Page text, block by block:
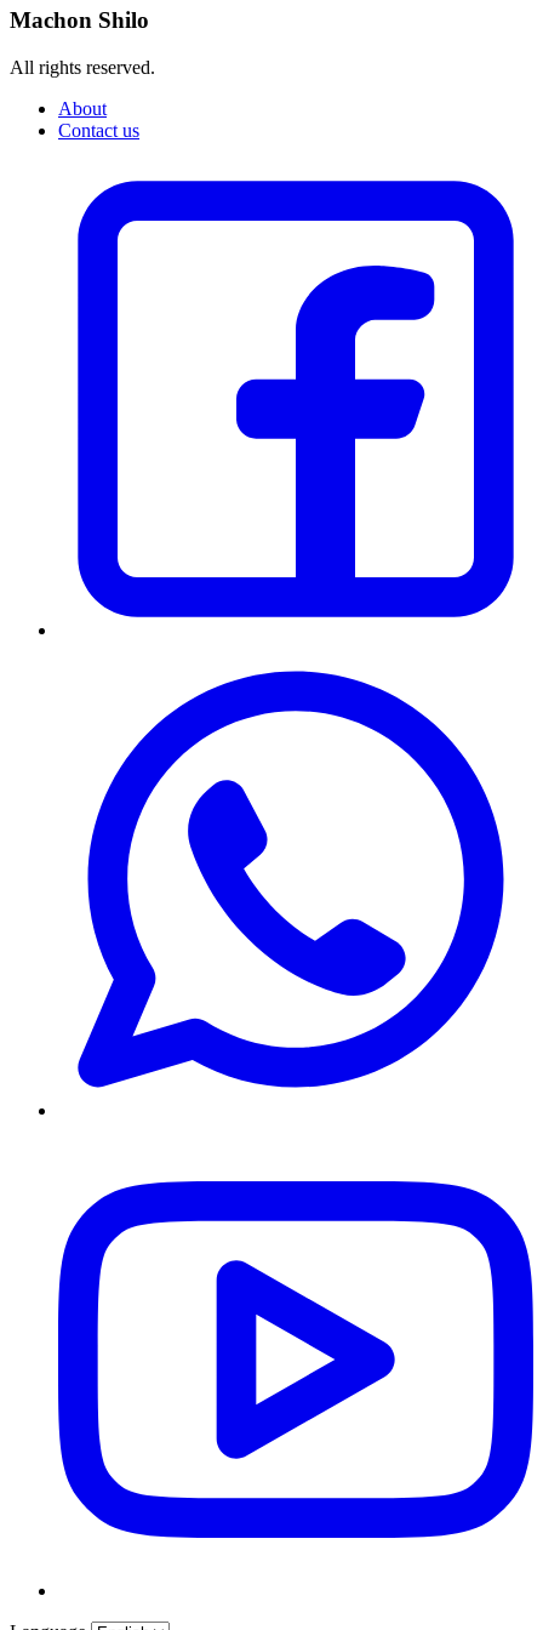
Machon Shilo
All rights reserved.
About
Contact us